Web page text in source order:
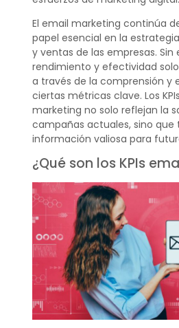
El email marketing continúa
papel esencial en la
y ventas de las empresas. Sin
rendimiento y efectividad
a través de la comprensión y
ciertas métricas clave. Los
marketing no solo reflejan la
campañas actuales, sino
información valiosa para
¿Qué son los KPIs